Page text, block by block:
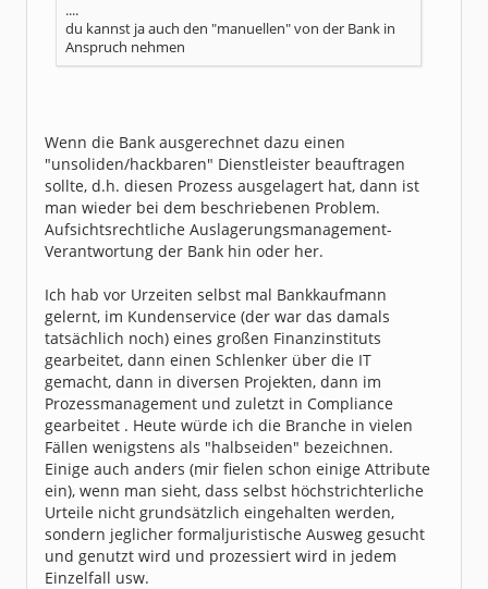
....
du kannst ja auch den "manuellen" von der Bank in
Anspruch nehmen
Wenn die Bank ausgerechnet dazu einen
"unsoliden/hackbaren" Dienstleister beauftragen
sollte, d.h. diesen Prozess ausgelagert hat, dann ist
man wieder bei dem beschriebenen Problem.
Aufsichtsrechtliche Auslagerungsmanagement-
Verantwortung der Bank hin oder her.
Ich hab vor Urzeiten selbst mal Bankkaufmann
gelernt, im Kundenservice (der war das damals
tatsächlich noch) eines großen Finanzinstituts
gearbeitet, dann einen Schlenker über die IT
gemacht, dann in diversen Projekten, dann im
Prozessmanagement und zuletzt in Compliance
gearbeitet . Heute würde ich die Branche in vielen
Fällen wenigstens als "halbseiden" bezeichnen.
Einige auch anders (mir fielen schon einige Attribute
ein), wenn man sieht, dass selbst höchstrichterliche
Urteile nicht grundsätzlich eingehalten werden,
sondern jeglicher formaljuristische Ausweg gesucht
und genutzt wird und prozessiert wird in jedem
Einzelfall usw.